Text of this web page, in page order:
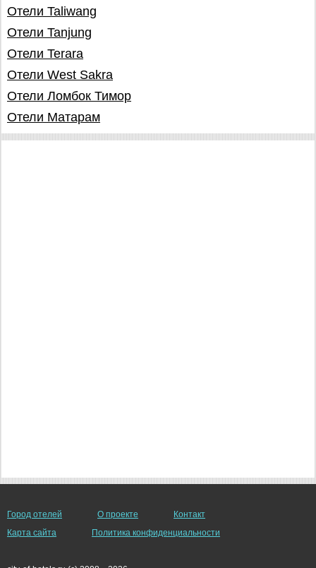
Отели Taliwang
Отели Tanjung
Отели Terara
Отели West Sakra
Отели Ломбок Тимор
Отели Матарам
Город отелей О проекте
Контакт
Карта сайта
Политика конфиденциальности